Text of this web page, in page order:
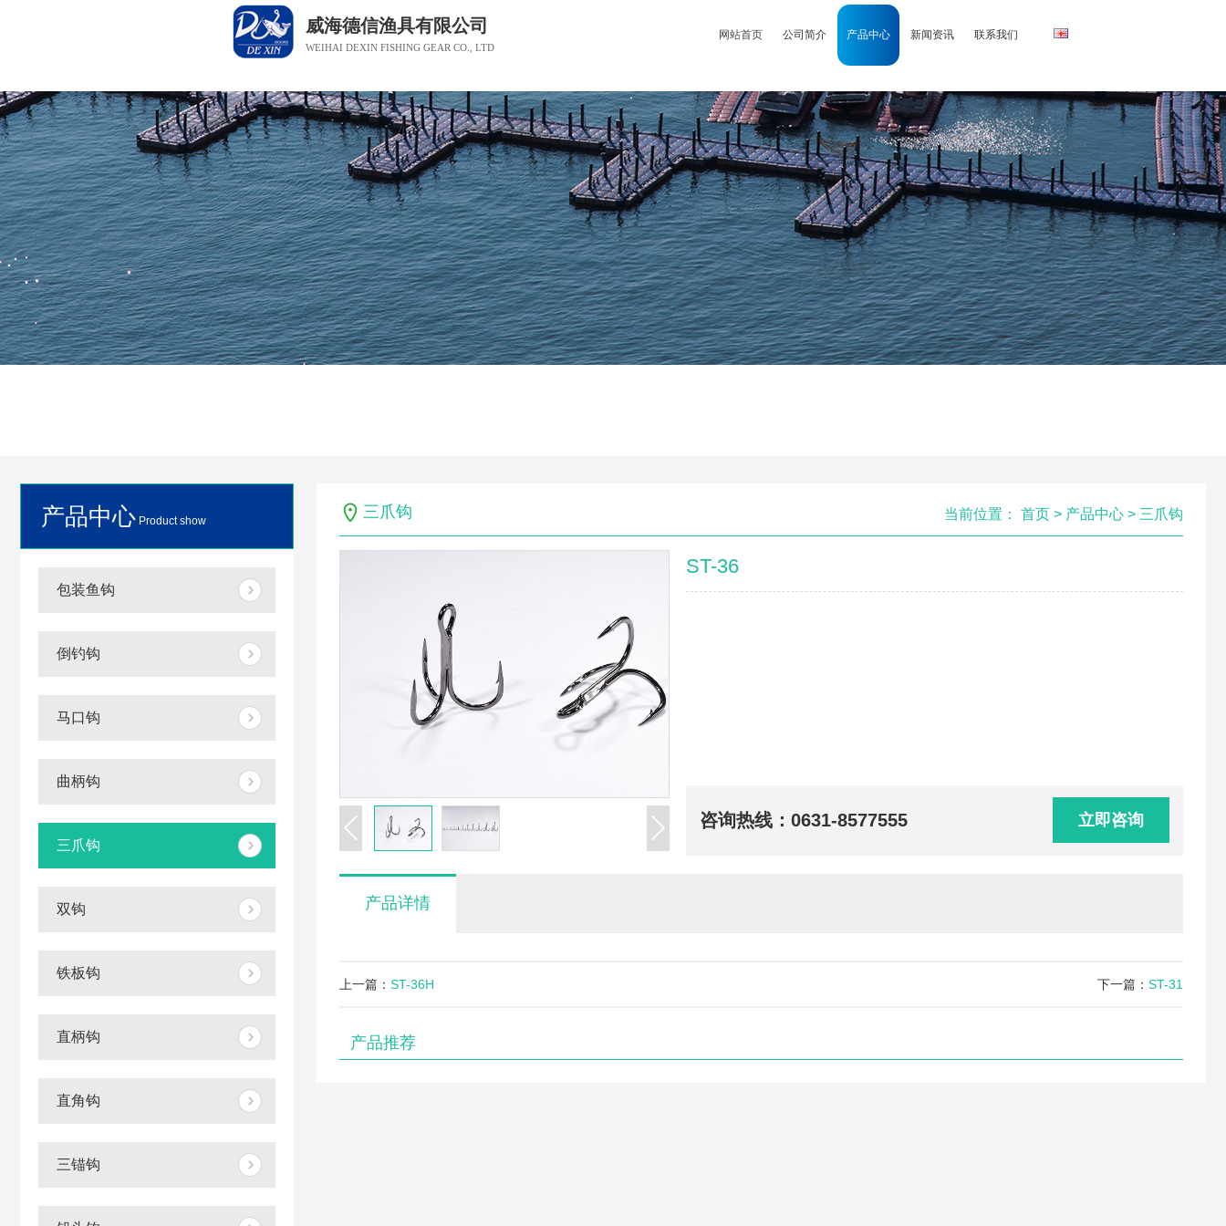
威海德信渔具有限公司
WEIHAI DEXIN FISHING GEAR CO., LTD
网站首页 公司简介 产品中心 新闻资讯 联系我们
产品中心 Product show
包装鱼钩
倒钓钩
马口钩
曲柄钩
三爪钩
双钩
铁板钩
直柄钩
直角钩
三锚钩
三爪钩 当前位置： 首页 > 产品中心 > 三爪钩
ST-36
咨询热线： 0631-8577555 立即咨询
产品详情
上一篇： ST-36H 下一篇： ST-31
产品推荐